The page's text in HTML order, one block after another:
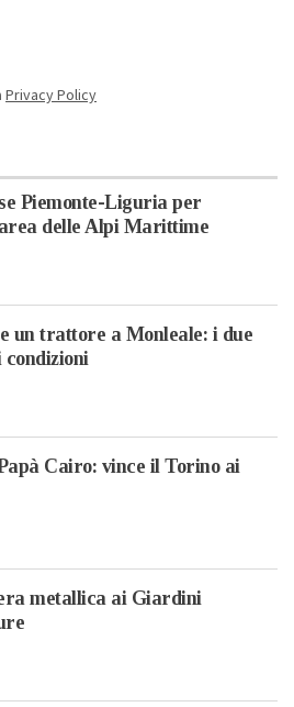
Privacy Policy
Piemonte-Liguria per
delle Alpi Marittime
un trattore a Monleale: i due
Cairo: vince il Torino ai
metallica ai Giardini